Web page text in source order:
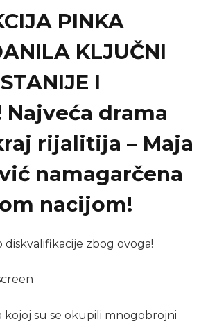
PINKA
KLJUČNI
I
Najveća drama
rijalitija – Maja
namagarčena
nacijom!
diskvalifikacije zbog ovoga!
kojoj su se okupili mnogobrojni